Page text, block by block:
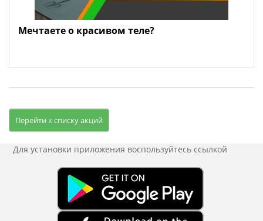
Мечтаете о красивом теле?
Перейти к списку акций
Для установки приложения воспользуйтесь ссылкой